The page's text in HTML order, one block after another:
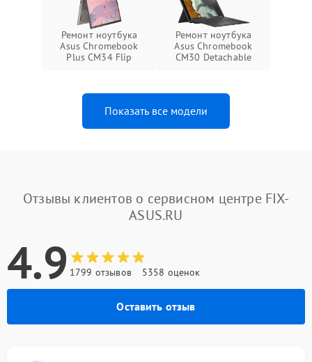
Ремонт ноутбука
Asus Chromebook
Plus CM34 Flip
Ремонт ноутбука
Asus Chromebook
CM30 Detachable
Показать все модели
Отзывы клиентов о сервисном центре FIX-
ASUS.RU
4.9 1799 отзывов 5358 оценок
Оставить отзыв